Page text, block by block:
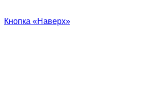
Кнопка «Наверх»